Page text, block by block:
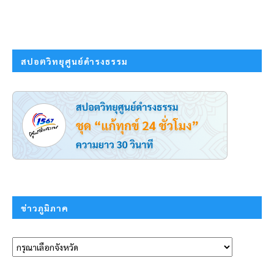
สปอตวิทยุศูนย์ดำรงธรรม
ข่าวภูมิภาค